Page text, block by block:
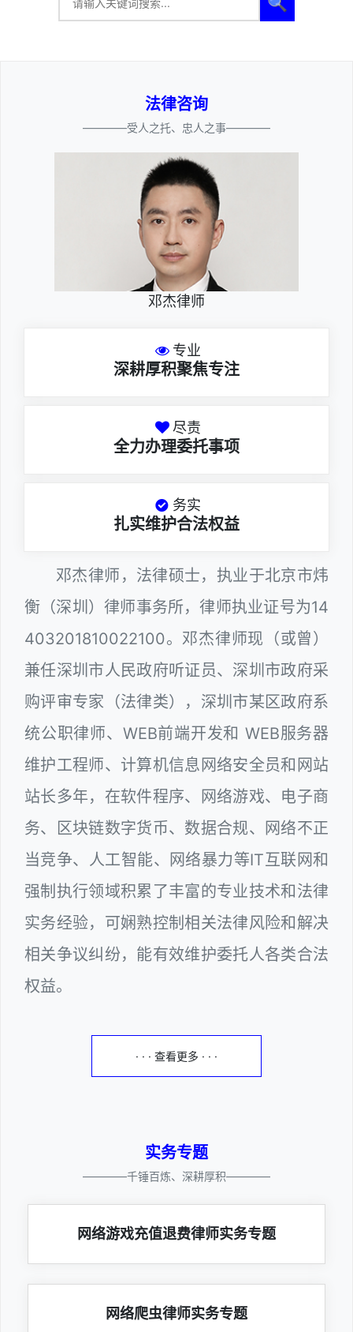
法律咨询
————受人之托、忠人之事————
邓杰律师
专业
深耕厚积聚焦专注
尽责
全力办理委托事项
务实
扎实维护合法权益
邓杰律师，法律硕士，执业于北京市炜
衡（深圳）律师事务所，律师执业证号为14
403201810022100。邓杰律师现（或曾）
兼任深圳市人民政府听证员、深圳市政府采
购评审专家（法律类），深圳市某区政府系
统公职律师、WEB前端开发和 WEB服务器
维护工程师、计算机信息网络安全员和网站
站长多年，在软件程序、网络游戏、电子商
务、区块链数字货币、数据合规、网络不正
当竞争、人工智能、网络暴力等IT互联网和
强制执行领域积累了丰富的专业技术和法律
实务经验，可娴熟控制相关法律风险和解决
相关争议纠纷，能有效维护委托人各类合法
权益。
· · · 查看更多 · · ·
实务专题
————千锤百炼、深耕厚积————
网络游戏充值退费律师实务专题
网络爬虫律师实务专题